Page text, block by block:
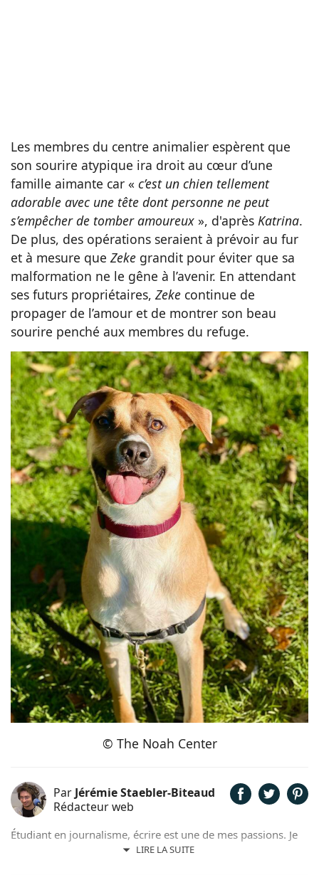
Les membres du centre animalier espèrent que
son sourire atypique ira droit au cœur d’une
famille aimante car « c’est un chien tellement
adorable avec une tête dont personne ne peut
s’empêcher de tomber amoureux », d'après Katrina.
De plus, des opérations seraient à prévoir au fur
et à mesure que Zeke grandit pour éviter que sa
malformation ne le gêne à l’avenir. En attendant
ses futurs propriétaires, Zeke continue de
propager de l’amour et de montrer son beau
sourire penché aux membres du refuge.
© The Noah Center
Par Jérémie Staebler-Biteaud
Rédacteur web
LIRE LA SUITE
Étudiant en journalisme, écrire est une de mes passions. Je
vis entouré d'animaux depuis tout petit. Je pense qu'il est